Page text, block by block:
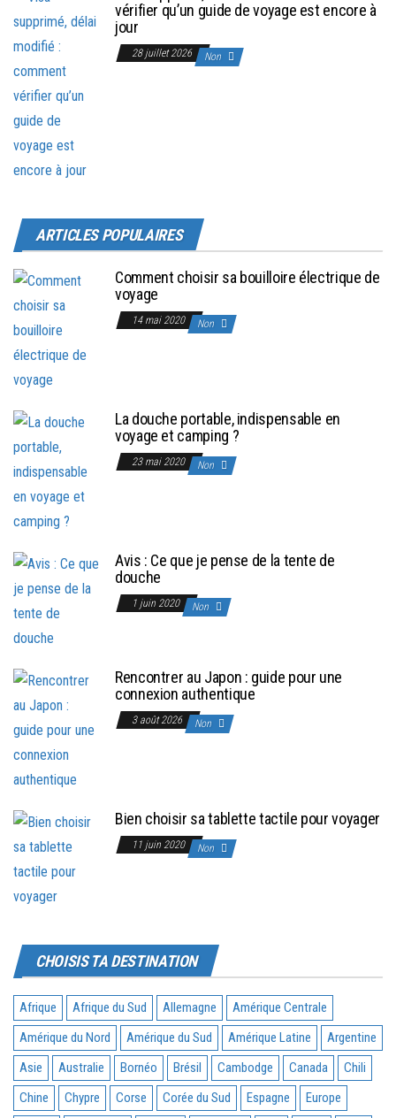
vérifier qu’un guide de voyage est encore à
jour
28 juillet 2026 Non
ARTICLES POPULAIRES
Comment choisir sa bouilloire électrique de
voyage
14 mai 2020 Non
La douche portable, indispensable en
voyage et camping ?
23 mai 2020 Non
Avis : Ce que je pense de la tente de
douche
1 juin 2020 Non
Rencontrer au Japon : guide pour une
connexion authentique
3 août 2026 Non
Bien choisir sa tablette tactile pour voyager
11 juin 2020 Non
CHOISIS TA DESTINATION
Afrique Afrique du Sud Allemagne
Amérique Centrale
Amérique du Nord
Amérique du Sud Amérique Latine
Argentine
Asie
Australie Bornéo Brésil Cambodge Canada
Chili
Chine
Chypre Corse Corée du Sud Espagne Europe